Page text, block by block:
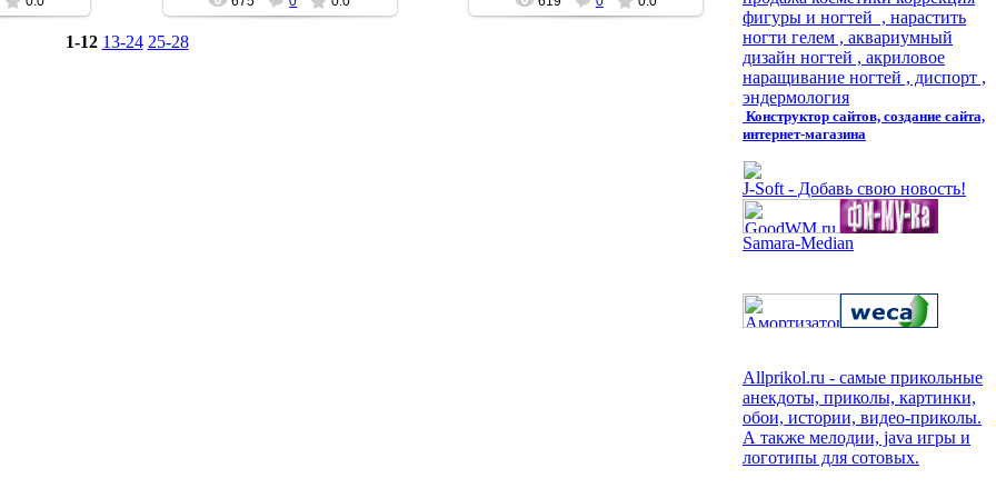
1-12 13-24 25-28
фигуры и ногтей , нарастить
ногти гелем , аквариумный
дизайн ногтей , акриловое
наращивание ногтей , диспорт ,
эндермология
Конструктор сайтов, создание сайта,
интернет-магазина
J-Soft - Добавь свою новость!
Samara-Median
Allprikol.ru - самые прикольные
анекдоты, приколы, картинки,
обои, истории, видео-приколы.
А также мелодии, java игры и
логотипы для сотовых.